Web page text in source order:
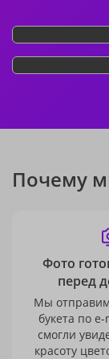
Почему
Фото
перед
Мы отправим
букета по
смогли
красоту